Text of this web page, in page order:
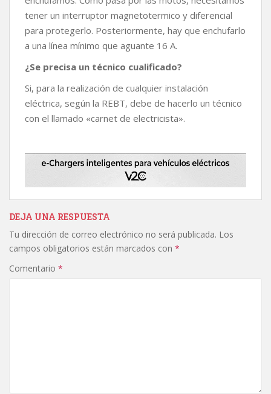
tener un interruptor magnetotermico y diferencial
para protegerlo. Posteriormente, hay que enchufarlo
a una línea mínimo que aguante 16 A.
¿Se precisa un técnico cualificado?
Si, para la realización de cualquier instalación
eléctrica, según la REBT, debe de hacerlo un técnico
con el llamado «carnet de electricista».
DEJA UNA RESPUESTA
Tu dirección de correo electrónico no será publicada. Los
campos obligatorios están marcados con *
Comentario *